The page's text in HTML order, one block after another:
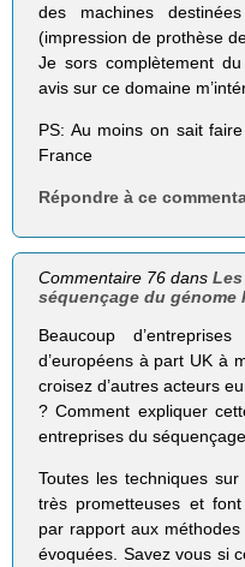
des machines
(impression de prothèse
Je sors complètement
avis sur ce domaine
PS: Au moins on sait
France
Répondre à ce
Commentaire 76 dans
séquençage du génome
Beaucoup
d’européens à part UK à
croisez d’autres acteurs
? Comment expliquer
entreprises du
Toutes les techniques
très prometteuses et
par rapport aux
évoquées. Savez vous si